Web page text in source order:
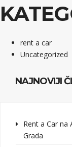
rent a car
Uncategorized
NAJNOVIJI
Rent a Car na
Grada